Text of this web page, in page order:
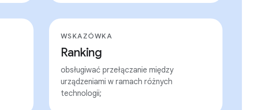
WSKAZÓWKA
Ranking
obsługiwać przełączanie między
urządzeniami w ramach różnych
technologii;